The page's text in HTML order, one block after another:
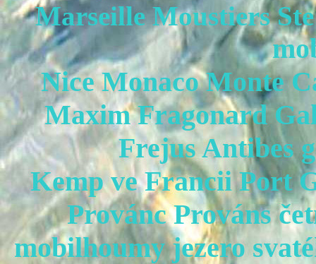
Marseille Moustiers
Nice Monaco Monte
Maxim Fragonard
FrejusAntibes
Kemp ve Francii Port
Provánc Prováns
mobilhoumy jezero